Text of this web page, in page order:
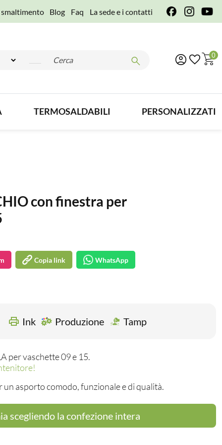
Blog Faq La sede e i contatti
0
TERMOSALDABILI PERSONALIZZATI
con finestra per
Copia link WhatsApp
Ink Produzione Tamp
per vaschette 09 e 15.
asporto comodo, funzionale e di qualità.
scegliendo la confezione intera